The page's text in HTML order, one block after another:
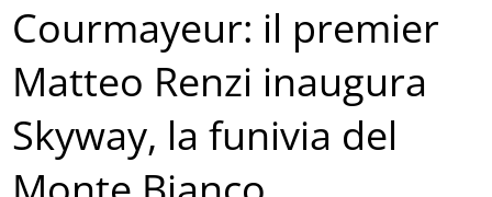
Courmayeur: il premier
Matteo Renzi inaugura
Skyway, la funivia del